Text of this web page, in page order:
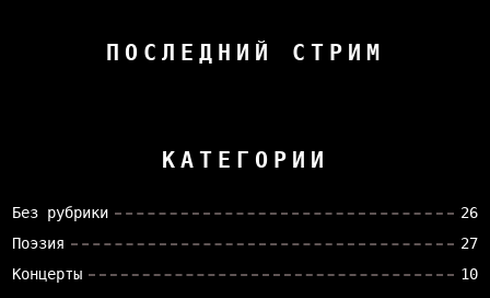
ПОСЛЕДНИЙ СТРИМ
КАТЕГОРИИ
Без рубрики
26
Поэзия
27
Концерты
10